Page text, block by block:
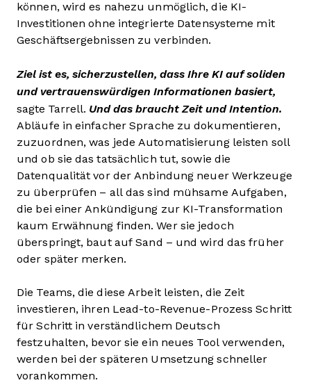
können, wird es nahezu unmöglich, die KI-
Investitionen ohne integrierte Datensysteme mit
Geschäftsergebnissen zu verbinden.
Ziel ist es, sicherzustellen, dass Ihre KI auf soliden
und vertrauenswürdigen Informationen basiert,
sagte Tarrell. Und das braucht Zeit und Intention.
Abläufe in einfacher Sprache zu dokumentieren,
zuzuordnen, was jede Automatisierung leisten soll
und ob sie das tatsächlich tut, sowie die
Datenqualität vor der Anbindung neuer Werkzeuge
zu überprüfen – all das sind mühsame Aufgaben,
die bei einer Ankündigung zur KI-Transformation
kaum Erwähnung finden. Wer sie jedoch
überspringt, baut auf Sand – und wird das früher
oder später merken.
Die Teams, die diese Arbeit leisten, die Zeit
investieren, ihren Lead-to-Revenue-Prozess Schritt
für Schritt in verständlichem Deutsch
festzuhalten, bevor sie ein neues Tool verwenden,
werden bei der späteren Umsetzung schneller
vorankommen.